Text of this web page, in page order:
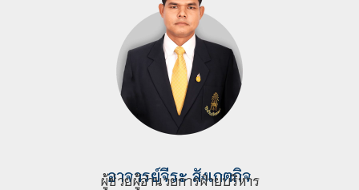
อาจารย์จีระ สังเกตกิจ
ผู้ช่วยผู้อำนวยการฝ่ายบริหาร